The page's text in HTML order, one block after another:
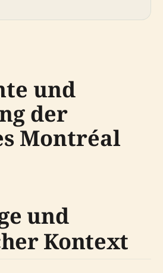
und
der
Montréal
und
Kontext